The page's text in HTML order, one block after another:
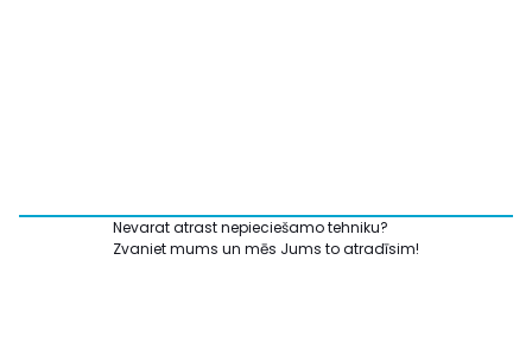
Nevarat atrast nepieciešamo tehniku?
Zvaniet mums un mēs Jums to atradīsim!